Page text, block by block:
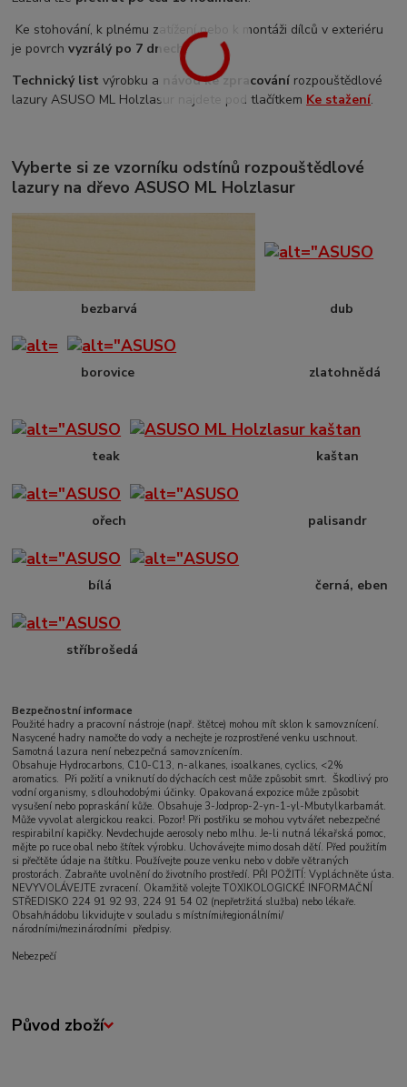
Ke stohování, k plnému zatížení nebo k montáži dílců v exteriéru
je povrchvyzrálý po 7 dnech.
Technický list výrobku a návod ke zpracování rozpouštědlové
lazury ASUSO ML Holzlasur najdete pod tlačítkem Ke stažení.
Vyberte si ze vzorníku odstínů rozpouštědlové
lazury na dřevo ASUSO ML Holzlasur
bezbarvá dub
borovice zlatohnědá
teak kaštan
ořech palisandr
bílá černá, eben
stříbrošedá
Bezpečnostní informace
Použité hadry a pracovní nástroje (např. štětce) mohou mít sklon k samovznícení.
Nasycené hadry namočte do vody a nechejte je rozprostřené venku uschnout.
Samotná lazura není nebezpečná samovznícením.
Obsahuje Hydrocarbons, C10-C13, n-alkanes, isoalkanes, cyclics, <2%
aromatics. Při požití a vniknutí do dýchacích cest může způsobit smrt. Škodlivý pro
vodní organismy, s dlouhodobými účinky. Opakovaná expozice může způsobit
vysušení nebo popraskání kůže. Obsahuje 3-Jodprop-2-yn-1-yl-Mbutylkarbamát.
Může vyvolat alergickou reakci. Pozor! Při postřiku se mohou vytvářet nebezpečné
respirabilní kapičky. Nevdechujde aerosoly nebo mlhu. Je-li nutná lékařská pomoc,
mějte po ruce obal nebo štítek výrobku. Uchovávejte mimo dosah dětí. Před použitím
si přečtěte údaje na štítku. Používejte pouze venku nebo v dobře větraných
prostorách. Zabraňte uvolnění do životního prostředí. PŘI POŽITÍ: Vypláchněte ústa.
NEVYVOLÁVEJTE zvracení. Okamžitě volejte TOXIKOLOGICKÉ INFORMAČNÍ
STŘEDISKO 224 91 92 93, 224 91 54 02 (nepřetržitá služba) nebo lékaře.
Obsah/nádobu likvidujte v souladu s místními/regionálními/
národními/mezinárodními předpisy.
Nebezpečí
Původ zboží